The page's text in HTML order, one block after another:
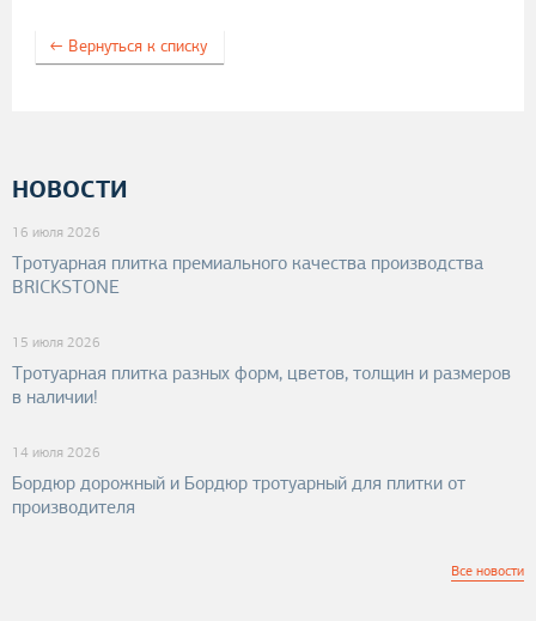
← Вернуться к списку
НОВОСТИ
16 июля 2026
Тротуарная плитка премиального качества производства
BRICKSTONE
15 июля 2026
Тротуарная плитка разных форм, цветов, толщин и размеров
в наличии!
14 июля 2026
Бордюр дорожный и Бордюр тротуарный для плитки от
производителя
Все новости